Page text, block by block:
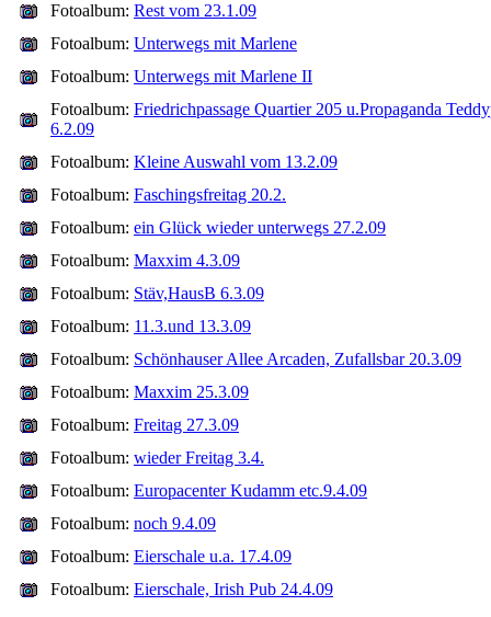
Fotoalbum: Rest vom 23.1.09
Fotoalbum: Unterwegs mit Marlene
Fotoalbum: Unterwegs mit Marlene II
Fotoalbum: Friedrichpassage Quartier 205 u.Propaganda
6.2.09
Fotoalbum: Kleine Auswahl vom 13.2.09
Fotoalbum: Faschingsfreitag 20.2.
Fotoalbum: ein Glück wieder unterwegs 27.2.09
Fotoalbum: Maxxim 4.3.09
Fotoalbum: Stäv,HausB 6.3.09
Fotoalbum: 11.3.und 13.3.09
Fotoalbum: Schönhauser Allee Arcaden, Zufallsbar 20.3.09
Fotoalbum: Maxxim 25.3.09
Fotoalbum: Freitag 27.3.09
Fotoalbum: wieder Freitag 3.4.
Fotoalbum: Europacenter Kudamm etc.9.4.09
Fotoalbum: noch 9.4.09
Fotoalbum: Eierschale u.a. 17.4.09
Fotoalbum: Eierschale, Irish Pub 24.4.09